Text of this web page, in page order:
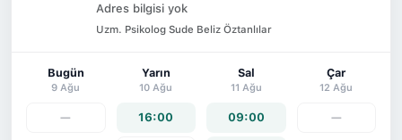
Adres bilgisi yok
Uzm. Psikolog Sude Beliz Öztanlılar
Bugün
9 Ağu
—
Yarın
10 Ağu
16:00
Sal
11 Ağu
09:00
Çar
12 Ağu
—